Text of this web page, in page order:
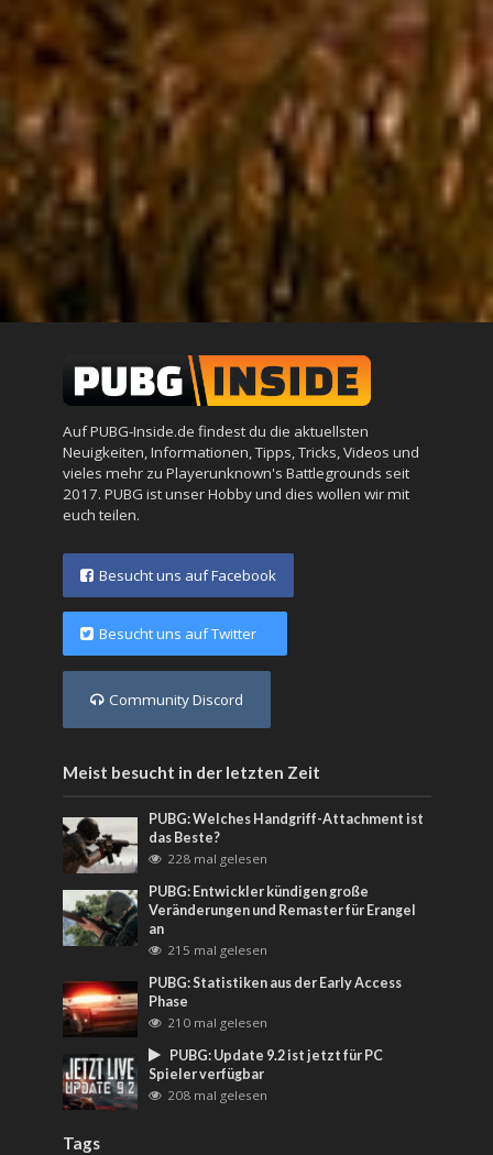
Auf PUBG-Inside.de findest du die aktuellsten
Neuigkeiten, Informationen, Tipps, Tricks, Videos und
vieles mehr zu Playerunknown's Battlegrounds seit
2017. PUBG ist unser Hobby und dies wollen wir mit
euch teilen.
Besucht uns auf Facebook
Besucht uns auf Twitter
Community Discord
Meist besucht in der letzten Zeit
PUBG: Welches Handgriff-Attachment ist
das Beste?
228 mal gelesen
PUBG: Entwickler kündigen große
Veränderungen und Remaster für Erangel
an
215 mal gelesen
PUBG: Statistiken aus der Early Access
Phase
210 mal gelesen
PUBG: Update 9.2 ist jetzt für PC
Spieler verfügbar
208 mal gelesen
Tags